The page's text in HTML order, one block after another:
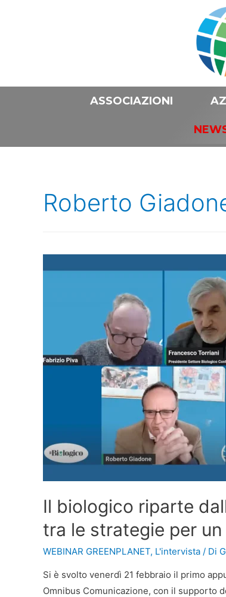
ASSOCIAZIONI
Roberto
Il biologico riparte
tra le strategie per
WEBINAR GREENPLANET, L'intervista / Di
Si è svolto venerdì 21 febbraio il primo
Omnibus Comunicazione, con il supporto